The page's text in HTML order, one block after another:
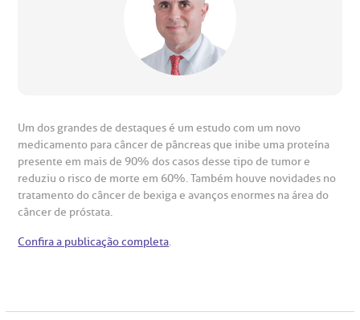
Saiba mais
Endereço:
R. Martiniano de Carvalho, 965
CEP: 01323-001 | Bela Vista
São Paulo - SP
Conosco
de Benchmarking
Centro de Doenças Autoimunes
frequentes
Um dos grandes de destaques é um estudo com um novo
medicamento para câncer de pâncreas que inibe uma proteína
presente em mais de 90% dos casos desse tipo de tumor e
reduziu o risco de morte em 60%. Também houve novidades no
tratamento do câncer de bexiga e avanços enormes na área do
câncer de próstata.
Confira a publicação completa.